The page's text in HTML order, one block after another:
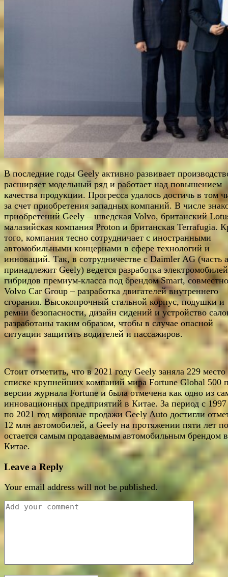
В последние годы Geely активно развивает
расширяет модельный ряд и работает над повышением
качества продукции. Прогресса удалось достичь в том
за счет приобретения западных компаний. В числе
приобретений Geely – шведская Volvo, британский
малазийская компания Proton и британская Terrafugia.
того, компания тесно сотрудничает с иностранными
автомобильными концернами в сфере технологий и
инноваций. Так, в сотрудничестве с Daimler AG (часть
принадлежит Geely) ведется разработка
гибридов премиум-класса под брендом Smart,
Volvo Car Group – разработка двигателей внутреннего
сгорания. Высокопрочный стальной корпус, подушки и
ремни безопасности, дизайн сидений и устройство
разработаны таким образом, чтобы в случае опасной
ситуации защитить водителей и пассажиров.
Стоит отметить, что в 2021 году Geely заняла 229 место
списке крупнейших компаний мира Fortune Global 500
версии журнала Fortune и была отмечена как одно из
инновационных предприятий в Китае. За период с 1997
по 2021 год мировые продажи Geely Auto достигли
12 млн автомобилей, а Geely на протяжении пяти лет
остается самым продаваемым автомобильным брендом в
Китае.
Leave a Reply
Your email address will not be published.